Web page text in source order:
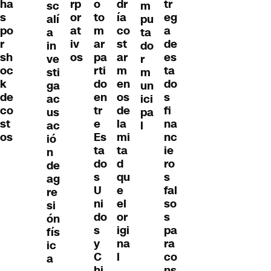
ha
s
po
r
sh
oc
k
de
co
st
os
sc
alí
a
in
ve
sti
ga
ac
us
ac
ió
n
de
ag
re
si
ón
fís
ic
a
rp
or
at
iv
os
o
to
m
ar
pa
rti
do
en
tr
e
Es
ta
do
s
U
ni
do
s
y
C
dr
ía
co
st
ar
m
en
os
de
la
mi
ta
d
qu
e
el
or
igi
na
l
m
pu
ta
do
r
m
un
ici
pa
l
tr
eg
a
de
es
ta
do
s
fi
na
nc
ie
ro
s
fal
so
s
pa
ra
co